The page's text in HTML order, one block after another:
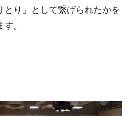
とり」として繋げられたかを
。